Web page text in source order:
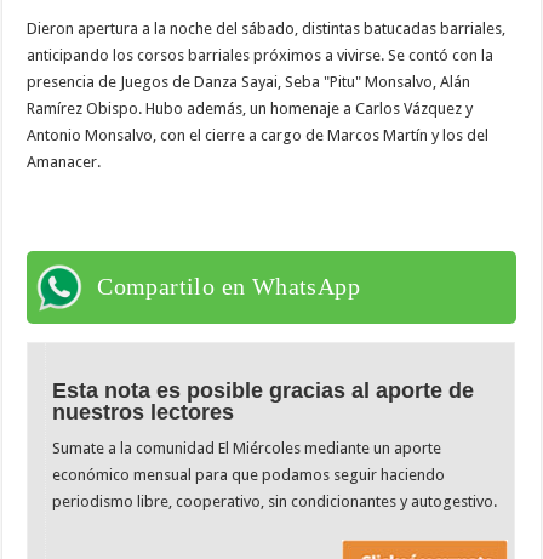
Dieron apertura a la noche del sábado, distintas batucadas barriales,
anticipando los corsos barriales próximos a vivirse. Se contó con la
presencia de Juegos de Danza Sayai, Seba "Pitu" Monsalvo, Alán
Ramírez Obispo. Hubo además, un homenaje a Carlos Vázquez y
Antonio Monsalvo, con el cierre a cargo de Marcos Martín y los del
Amanacer.
Compartilo en WhatsApp
Esta nota es posible gracias al aporte de
nuestros lectores
Sumate a la comunidad El Miércoles mediante un aporte
económico mensual para que podamos seguir haciendo
periodismo libre, cooperativo, sin condicionantes y autogestivo.